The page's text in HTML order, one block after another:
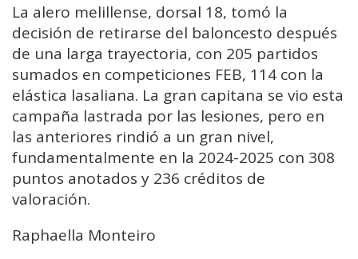
La alero melillense, dorsal 18, tomó la
decisión de retirarse del baloncesto después
de una larga trayectoria, con 205 partidos
sumados en competiciones FEB, 114 con la
elástica lasaliana. La gran capitana se vio esta
campaña lastrada por las lesiones, pero en
las anteriores rindió a un gran nivel,
fundamentalmente en la 2024-2025 con 308
puntos anotados y 236 créditos de
valoración.
Raphaella Monteiro